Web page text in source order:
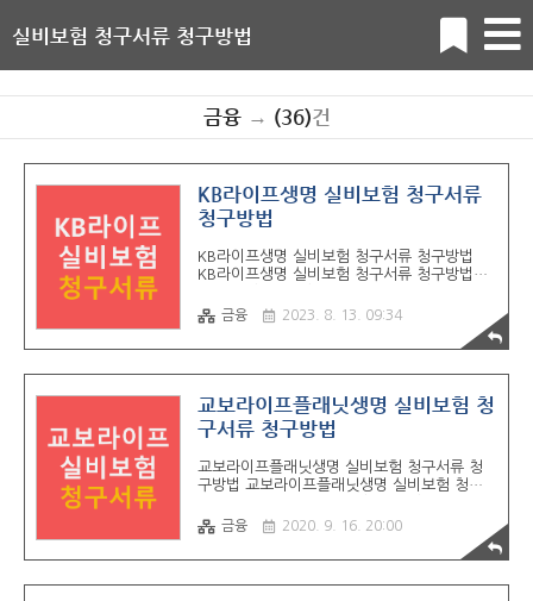
실비보험 청구서류 청구방법
금융→ (36)건
KB라이프생명 실비보험 청구서류
청구방법
KB라이프생명 실비보험 청구서류 청구방법
KB라이프생명 실비보험 청구서류 청구방법에
험 청구서류 입원 시 필요한 서류 1. 진단서 2.
입/퇴원확인서 (진단서에 입원기간이 기재된
경우 제외) 3. 보험수익자 신분증 사본 4. 보험
용정보처리동의서 (KB라이프생명 사이트 통해
서 출력 가능) KB라이프생명보험금청구서 / 치
과치료확인서 파일 첨부하였습니다. 아래 경로
명 실비보험 청구방법 1. 인터넷신청: 1588 -
3374 고객센터 상담원 통해서 인터넷 신청방
기) 2. 모바일신청: 158..
금융 2023. 8. 13. 09:34
교보라이프플래닛생명 실비보험 청
구서류 청구방법
교보라이프플래닛생명 실비보험 청구서류 청
구방법 교보라이프플래닛생명 실비보험 청구
라이프플래닛생명 실비보험 청구서류 입원 시
필요한 서류 1. 진단서 2. 입/퇴원확인서 (진단
서에 입원기간이 기재된 경우 제외) 3. 보험수
금융 2020. 9. 16. 20:00